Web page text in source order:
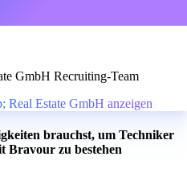
GmbH Recruiting-Team
Estate GmbH anzeigen
brauchst, um Techniker
Bravour zu bestehen